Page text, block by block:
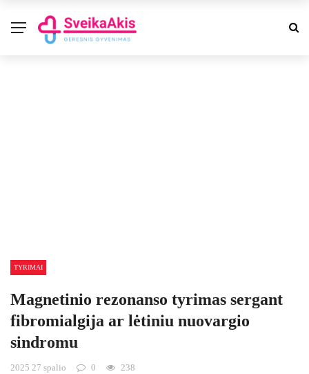
TYRIMAI
Magnetinio rezonanso tyrimas sergant
fibromialgija ar lėtiniu nuovargio
sindromu
2025 27 spalio 0
238